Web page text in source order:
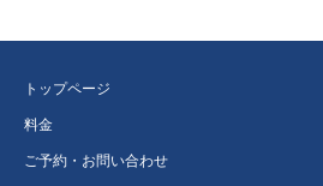
トップページ
料金
ご予約・お問い合わせ